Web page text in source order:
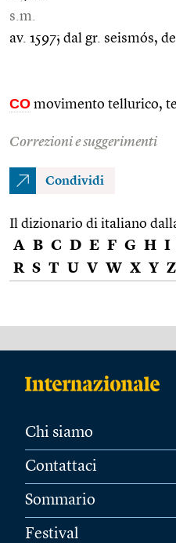
s.m.
av. 1597; dal gr. seismós,
CO movimento tellurico,
Correzioni e suggerimenti
Condividi
Il dizionario di italiano
A B C D E F G H I
R S T U V W X Y Z
Chi siamo
Contattaci
Sommario
Festival